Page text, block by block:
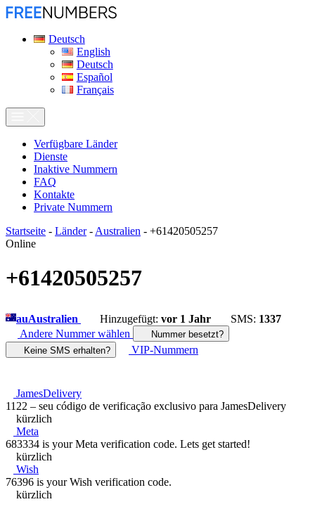
Deutsch
English
Deutsch
Español
Français
Verfügbare Länder
Dienste
Inaktive Nummern
FAQ
Kontakte
Private Nummern
Startseite - Länder- Australien - +61420505257
Online
+61420505257
auAustralien Hinzugefügt: vor 1 Jahr SMS: 1337
Andere Nummer wählen
Nummer besetzt?
Keine SMS erhalten?
VIP-Nummern
JamesDelivery
1122 – seu código de verificação exclusivo para JamesDelivery
kürzlich
Meta
683334 is your Meta verification code. Lets get started!
kürzlich
Wish
76396 is your Wish verification code.
kürzlich